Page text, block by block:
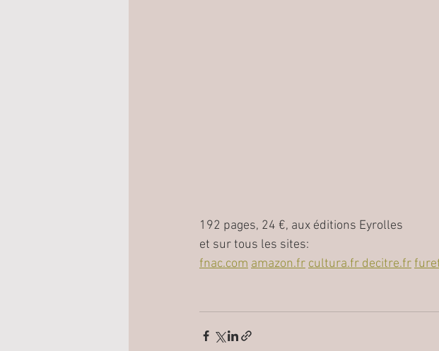
192 pages, 24 €, aux éditions Eyrolles
et sur tous les sites:
fnac.comamazon.frcultura.fr decitre.fr